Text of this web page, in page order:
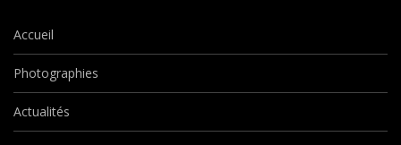
Accueil
Photographies
Actualités